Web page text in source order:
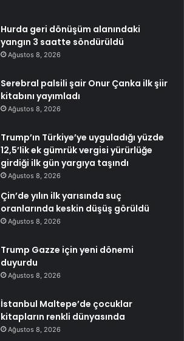
Hurda geri dönüşüm alanındaki
yangın 3 saatte söndürüldü
Ağustos 8, 2026
Serebral palsili şair Onur Çanka ilk şiir
kitabını yayımladı
Ağustos 8, 2026
Trump’ın Türkiye’ye uyguladığı yüzde
12,5’lik ek gümrük vergisi yürürlüğe
girdiği ilk gün yargıya taşındı
Ağustos 8, 2026
Çin’de yılın ilk yarısında suç
oranlarında keskin düşüş görüldü
Ağustos 8, 2026
Trump Gazze için yeni dönemi
duyurdu
Ağustos 8, 2026
İstanbul Maltepe’de çocuklar
kitapların renkli dünyasında
Ağustos 8, 2026